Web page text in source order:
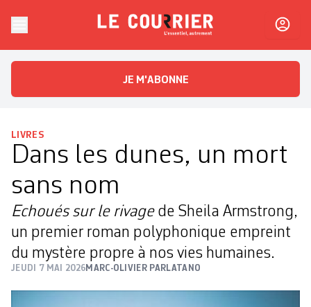
Le CourrierL'essentiel, autrement
JE M'ABONNE
LIVRES
Dans les dunes, un mort
sans nom
Echoués sur le rivage de Sheila Armstrong,
un premier roman polyphonique empreint
du mystère propre à nos vies humaines.
JEUDI 7 MAI 2026MARC-OLIVIER PARLATANO